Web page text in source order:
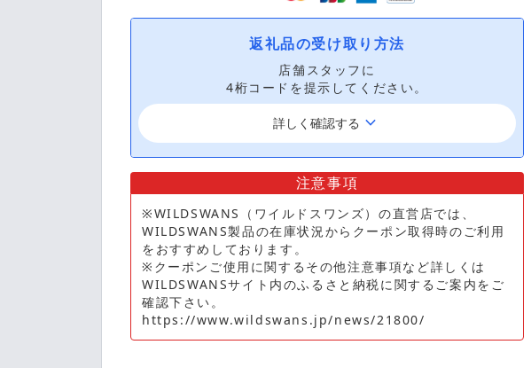
返礼品の受け取り方法
店舗スタッフに
4桁コードを提示してください。
詳しく確認する keyboard_arrow_down
注意事項
※WILDSWANS（ワイルドスワンズ）の直営店では、
WILDSWANS製品の在庫状況からクーポン取得時のご利用
をおすすめしております。
※クーポンご使用に関するその他注意事項など詳しくは
WILDSWANSサイト内のふるさと納税に関するご案内をご
確認下さい。
https://www.wildswans.jp/news/21800/